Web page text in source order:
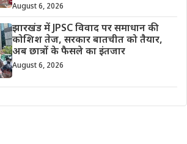
August 6, 2026
झारखंड में JPSC विवाद पर समाधान की
कोशिश तेज, सरकार बातचीत को तैयार,
अब छात्रों के फैसले का इंतजार
August 6, 2026